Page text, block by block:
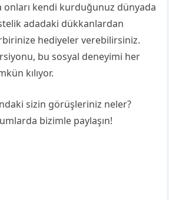
onları kendi kurduğunuz dünyada
adadaki dükkanlardan
hediyeler verebilirsiniz.
bu sosyal deneyimi her
kılıyor.
sizin görüşleriniz neler?
bizimle paylaşın!